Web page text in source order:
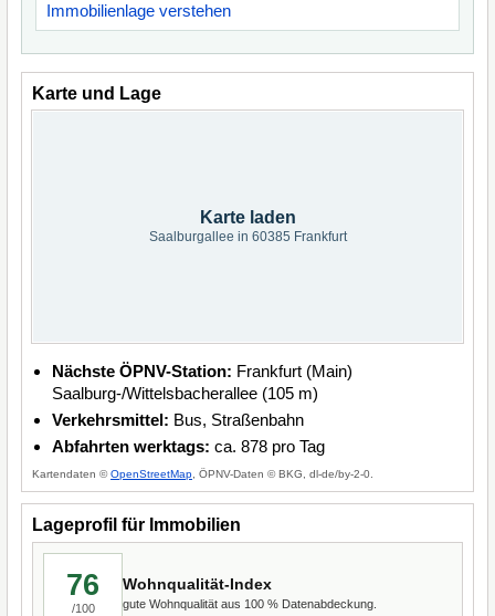
Immobilienlage verstehen
Karte und Lage
Karte laden
Saalburgallee in 60385 Frankfurt
Nächste ÖPNV-Station: Frankfurt (Main)
Saalburg-/Wittelsbacherallee (105 m)
Verkehrsmittel: Bus, Straßenbahn
Abfahrten werktags: ca. 878 pro Tag
Kartendaten ©OpenStreetMap , ÖPNV-Daten © BKG, dl-de/by-2-0.
Lageprofil für Immobilien
76
/100
Wohnqualität-Index
gute Wohnqualität aus 100 % Datenabdeckung.